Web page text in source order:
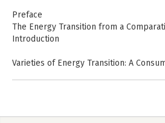
Preface
The Energy Transition from a
Introduction
Varieties of Energy Transition: A